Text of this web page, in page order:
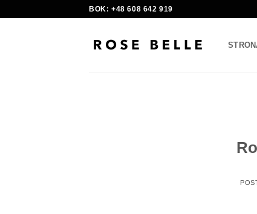
BOK: +48 608 642 919